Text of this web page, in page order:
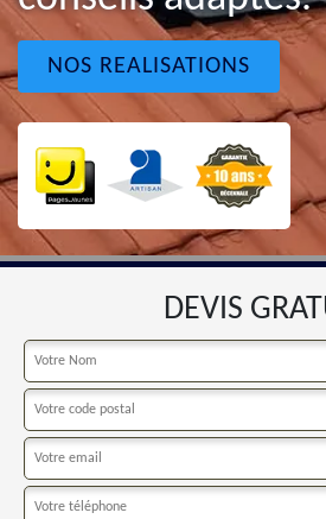
NOS REALISATIONS
DEVIS